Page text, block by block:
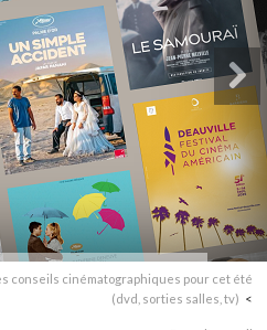
conseils cinématographiques pour cet été
(dvd, sorties salles, tv)